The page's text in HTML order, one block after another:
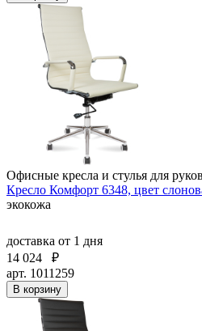
Офисные кресла и стулья для
Кресло Комфорт 6348, цвет
экокожа
доставка от 1 дня
14 024
₽
арт. 1011259
В корзину